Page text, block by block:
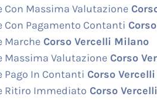
Con Massima Valutazione
Con Pagamento Contanti
Marche Corso Vercelli Milano
Massima Valutazione Corso
Pago In Contanti Corso
Ritiro Immediato Corso